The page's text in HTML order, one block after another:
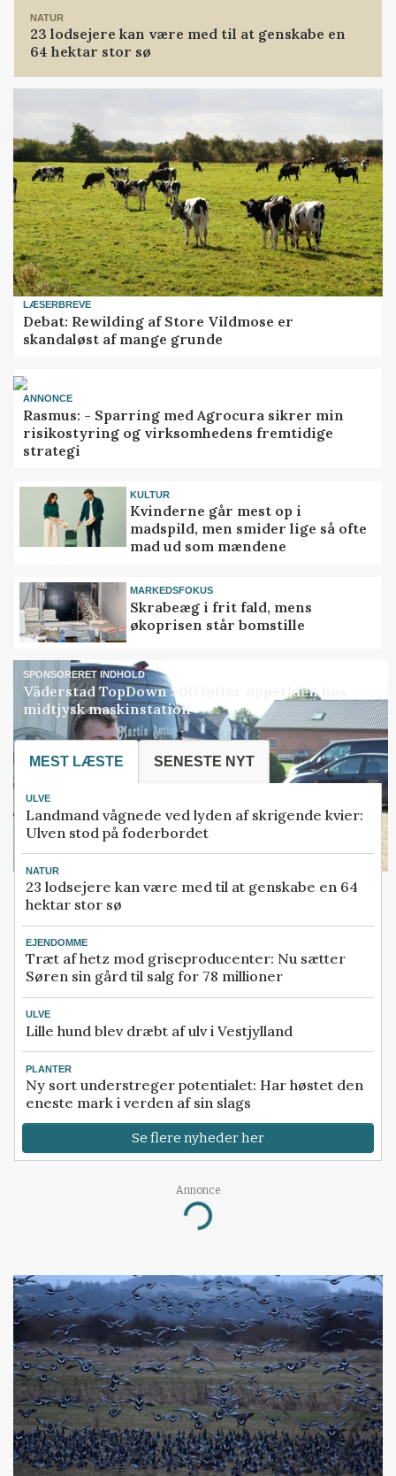
NATUR
23 lodsejere kan være med til at genskabe en
64 hektar stor sø
LÆSERBREVE
Debat: Rewilding af Store Vildmose er
skandaløst af mange grunde
ANNONCE
Rasmus: - Sparring med Agrocura sikrer min
risikostyring og virksomhedens fremtidige
strategi
KULTUR
Kvinderne går mest op i
madspild, men smider lige så ofte
mad ud som mændene
MARKEDSFOKUS
Skrabeæg i frit fald, mens
økoprisen står bomstille
SPONSORERET INDHOLD
Väderstad TopDown 500 løfter oppetiden hos
midtjysk maskinstation
MEST LÆSTE SENESTE NYT
ULVE
Landmand vågnede ved lyden af skrigende kvier:
Ulven stod på foderbordet
NATUR
23 lodsejere kan være med til at genskabe en 64
hektar stor sø
EJENDOMME
Træt af hetz mod griseproducenter: Nu sætter
Søren sin gård til salg for 78 millioner
ULVE
Lille hund blev dræbt af ulv i Vestjylland
PLANTER
Ny sort understreger potentialet: Har høstet den
eneste mark i verden af sin slags
Se flere nyheder her
Annonce
Loading...